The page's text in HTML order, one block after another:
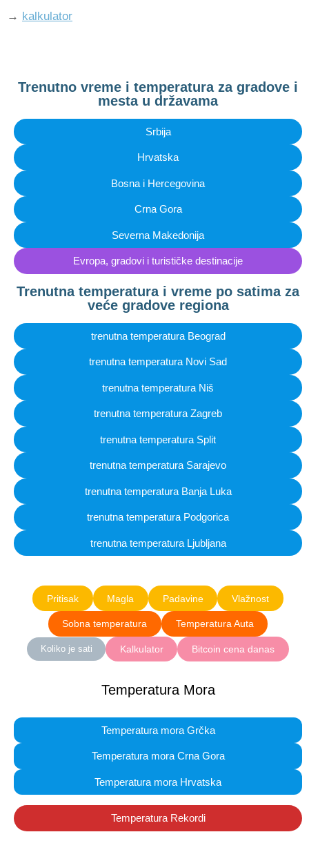
→ kalkulator
Trenutno vreme i temperatura za gradove i
mesta u državama
Srbija
Hrvatska
Bosna i Hercegovina
Crna Gora
Severna Makedonija
Evropa, gradovi i turističke destinacije
Trenutna temperatura i vreme po satima za
veće gradove regiona
trenutna temperatura Beograd
trenutna temperatura Novi Sad
trenutna temperatura Niš
trenutna temperatura Zagreb
trenutna temperatura Split
trenutna temperatura Sarajevo
trenutna temperatura Banja Luka
trenutna temperatura Podgorica
trenutna temperatura Ljubljana
Pritisak Magla Padavine Vlažnost
Sobna temperatura Temperatura Auta
Koliko je sati Kalkulator Bitcoin cena danas
Temperatura Mora
Temperatura mora Grčka
Temperatura mora Crna Gora
Temperatura mora Hrvatska
Temperatura Rekordi